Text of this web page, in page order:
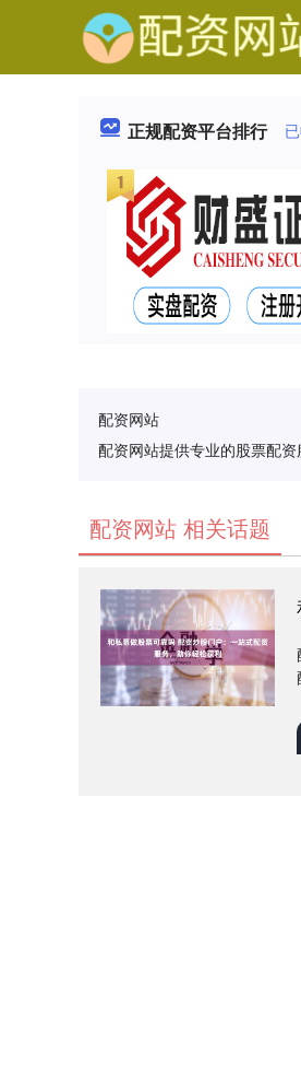
正规配资平台排行
配资网站
配资网站提供专业的股票配
配资网站 相关话题